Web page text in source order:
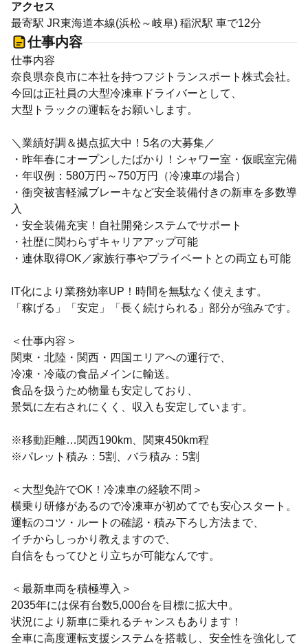
アクセス
最寄駅 JR東海道本線(浜松～岐阜) 稲沢駅 車で12分
仕事内容
仕事内容
奈良県奈良市に本社を持つフジトランスポート株式会社。
今回は正社員の大型冷凍車ドライバーとして、
大型トラックの運転をお願いします。
＼業績好調＆拠点拡大中！5名の大募集／
・昨年春にオープンしたばかり！シャワー室・仮眠室完備
・年収例：580万円～750万円（冷凍車の場合）
・衝突被害軽減ブレーキなど安全装備付きの新車を多数導
入
・安全装備充実！自社開発システムでサポート
・社歴に関わらずキャリアアップ可能
・連休取得OK／家族行事やプライベートとの両立も可能
IT化により業務効率UP！時間を無駄なく使えます。
「稼げる」「安定」「長く続けられる」部分が強みです。
＜仕事内容＞
関東・北陸・関西・四国エリアへの運行で、
冷凍・冷蔵の食品メインに輸送。
食品を扱うため物量も安定しており、
景気に左右されにくく、収入も安定しています。
※移動距離…関西190km、関東450km程
※パレット積み：5割、バラ積み：5割
＜大型免許でOK！冷凍車の経験不問＞
横乗り研修があるので冷凍車が初めてでも安心スタート。
運転のコツ・ルートの確認・積み下ろし方法まで、
イチからしっかり教えますので、
自信をもってひとり立ちが可能なんです。
＜最新車両を積極導入＞
2035年には保有台数5,000台を目標に拡大中。
状況により新車に乗れるチャンスもあります！
全車に高度運転支援システムを搭載し、安全性を強化して